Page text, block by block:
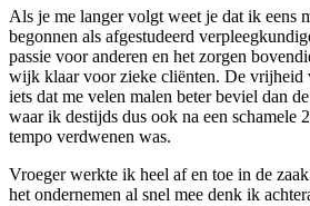
Als je me langer volgt weet je dat ik eens
begonnen als afgestudeerd
passie voor anderen en het zorgen
wijk klaar voor zieke cliënten. De vrijheid
iets dat me velen malen beter beviel dan
waar ik destijds dus ook na een schamele
tempo verdwenen was.
Vroeger werkte ik heel af en toe in de
het ondernemen al snel mee denk ik